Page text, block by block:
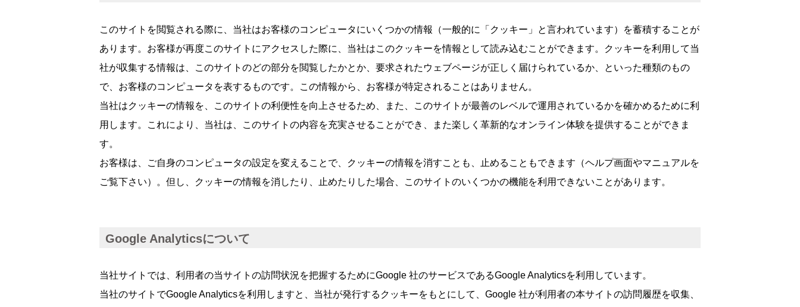
このサイトを閲覧される際に、当社はお客様のコンピュータにいくつかの情報（一般的に「クッキー」と言われています）を蓄積することが
あります。お客様が再度このサイトにアクセスした際に、当社はこのクッキーを情報として読み込むことができます。クッキーを利用して当
社が収集する情報は、このサイトのどの部分を閲覧したかとか、要求されたウェブページが正しく届けられているか、といった種類のもの
で、お客様のコンピュータを表するものです。この情報から、お客様が特定されることはありません。
当社はクッキーの情報を、このサイトの利便性を向上させるため、また、このサイトが最善のレベルで運用されているかを確かめるために利
用します。これにより、当社は、このサイトの内容を充実させることができ、また楽しく革新的なオンライン体験を提供することができま
す。
お客様は、ご自身のコンピュータの設定を変えることで、クッキーの情報を消すことも、止めることもできます（ヘルプ画面やマニュアルを
ご覧下さい）。但し、クッキーの情報を消したり、止めたりした場合、このサイトのいくつかの機能を利用できないことがあります。
Google Analyticsについて
当社サイトでは、利用者の当サイトの訪問状況を把握するためにGoogle 社のサービスであるGoogle Analyticsを利用しています。
当社のサイトでGoogle Analyticsを利用しますと、当社が発行するクッキーをもとにして、Google 社が利用者の本サイトの訪問履歴を収集、